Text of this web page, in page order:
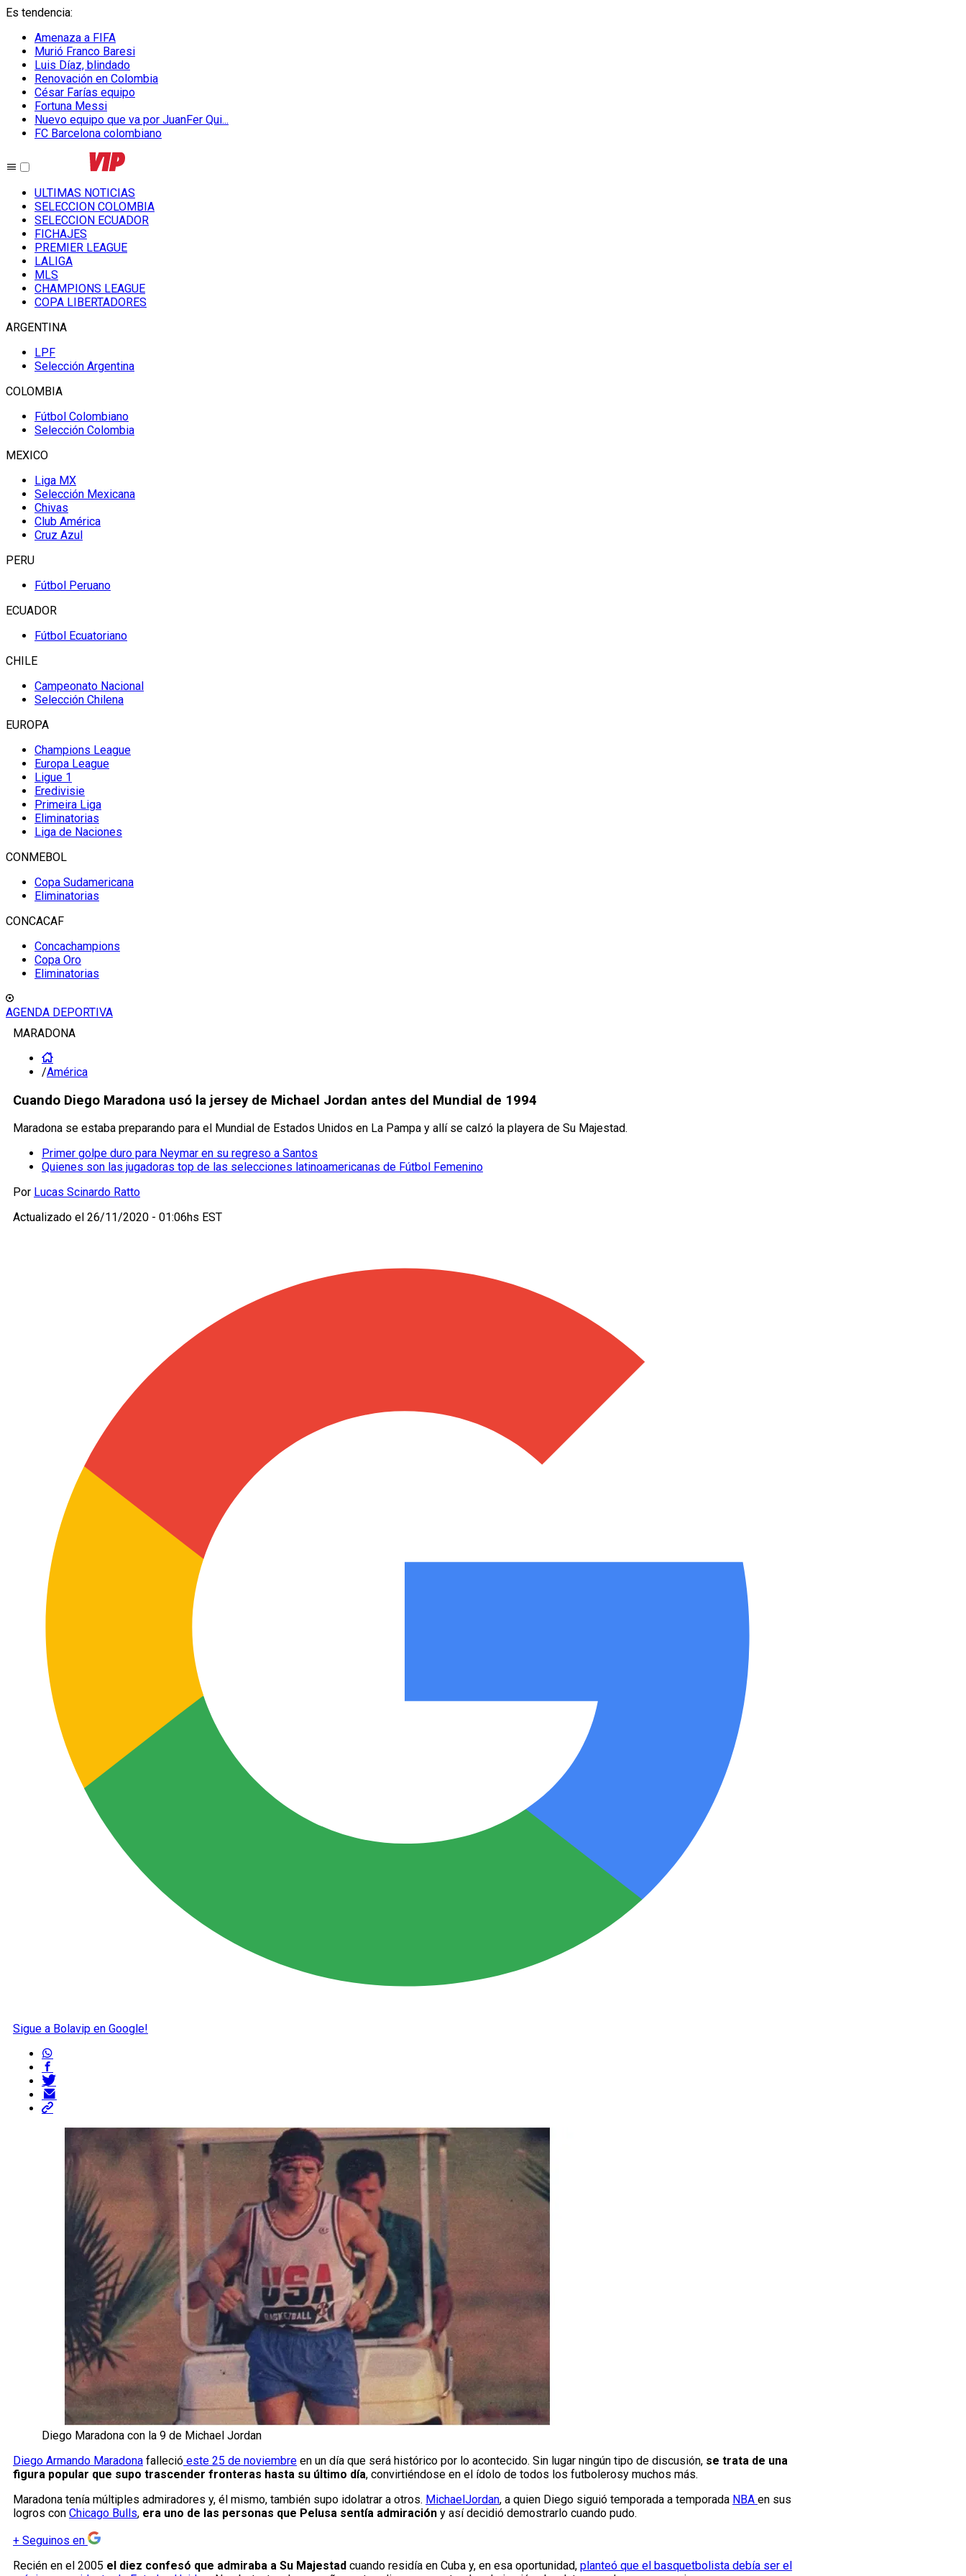
Es tendencia:
Amenaza a FIFA
Murió Franco Baresi
Luis Díaz, blindado
Renovación en Colombia
César Farías equipo
Fortuna Messi
Nuevo equipo que va por JuanFer Qui...
FC Barcelona colombiano
ULTIMAS NOTICIAS
SELECCION COLOMBIA
SELECCION ECUADOR
FICHAJES
PREMIER LEAGUE
LALIGA
MLS
CHAMPIONS LEAGUE
COPA LIBERTADORES
ARGENTINA
LPF
Selección Argentina
COLOMBIA
Fútbol Colombiano
Selección Colombia
MEXICO
Liga MX
Selección Mexicana
Chivas
Club América
Cruz Azul
PERU
Fútbol Peruano
ECUADOR
Fútbol Ecuatoriano
CHILE
Campeonato Nacional
Selección Chilena
EUROPA
Champions League
Europa League
Ligue 1
Eredivisie
Primeira Liga
Eliminatorias
Liga de Naciones
CONMEBOL
Copa Sudamericana
Eliminatorias
CONCACAF
Concachampions
Copa Oro
Eliminatorias
AGENDA DEPORTIVA
MARADONA
/América
Cuando Diego Maradona usó la jersey de Michael Jordan antes del Mundial de 1994
Maradona se estaba preparando para el Mundial de Estados Unidos en La Pampa y allí se calzó la playera de Su Majestad.
Primer golpe duro para Neymar en su regreso a Santos
Quienes son las jugadoras top de las selecciones latinoamericanas de Fútbol Femenino
Por Lucas Scinardo Ratto
Actualizado el 26/11/2020 - 01:06hs EST
Sigue a Bolavip en Google!
Diego Maradona con la 9 de Michael Jordan
Diego Armando Maradona falleció este 25 de noviembre en un día que será histórico por lo acontecido. Sin lugar ningún tipo de discusión, se trata de una
figura popular que supo trascender fronteras hasta su último día, convirtiéndose en el ídolo de todos los futbolerosy muchos más.
Maradona tenía múltiples admiradores y, él mismo, también supo idolatrar a otros. MichaelJordan, a quien Diego siguió temporada a temporada NBA en sus
logros con Chicago Bulls, era uno de las personas que Pelusa sentía admiración y así decidió demostrarlo cuando pudo.
+ Seguinos en
Recién en el 2005 el diez confesó que admiraba a Su Majestad cuando residía en Cuba y, en esa oportunidad, planteó que el basquetbolista debía ser el